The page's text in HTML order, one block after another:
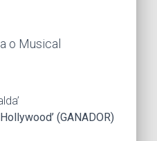
o Musical
(GANADOR)